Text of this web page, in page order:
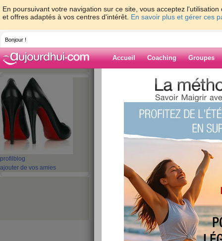
En poursuivant votre navigation sur ce site, vous acceptez
et offres adaptés à vos centres d'intérêt. En savoir plus et gérer ces
Bonjour !
Accueil Coaching Groupes
profil blog
ajouter de vos amies
> PETITELOLO >
Blog de
ZUMBA-BEACH